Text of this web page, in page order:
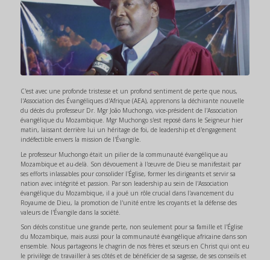
C'est avec une profonde tristesse et un profond sentiment de perte que nous,
l'Association des Évangéliques d'Afrique (AEA), apprenons la déchirante nouvelle
du décès du professeur Dr. Mgr João Muchongo, vice-président de l'Association
évangélique du Mozambique. Mgr Muchongo s'est reposé dans le Seigneur hier
matin, laissant derrière lui un héritage de foi, de leadership et d'engagement
indéfectible envers la mission de l'Évangile.
Le professeur Muchongo était un pilier de la communauté évangélique au
Mozambique et au-delà. Son dévouement à l'œuvre de Dieu se manifestait par
ses efforts inlassables pour consolider l'Église, former les dirigeants et servir sa
nation avec intégrité et passion. Par son leadership au sein de l'Association
évangélique du Mozambique, il a joué un rôle crucial dans l'avancement du
Royaume de Dieu, la promotion de l'unité entre les croyants et la défense des
valeurs de l'Évangile dans la société.
Son décès constitue une grande perte, non seulement pour sa famille et l'Église
du Mozambique, mais aussi pour la communauté évangélique africaine dans son
ensemble. Nous partageons le chagrin de nos frères et sœurs en Christ qui ont eu
le privilège de travailler à ses côtés et de bénéficier de sa sagesse, de ses conseils et